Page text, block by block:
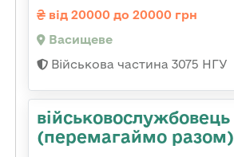
від 20000 до 20000 грн
Васищеве
Військова частина 3075 НГУ
військовослужбовець
(перемагаймо разом)